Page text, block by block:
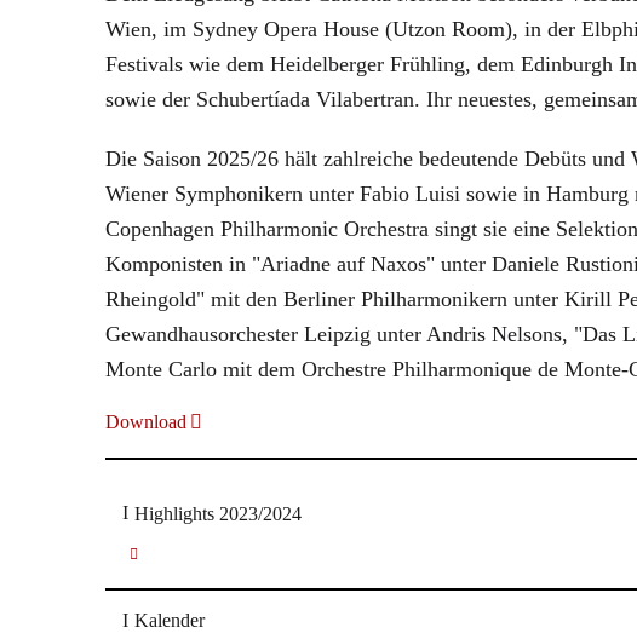
Wien, im Sydney Opera House (Utzon Room), in der
Festivals wie dem Heidelberger Frühling, dem Edinburgh
sowie der Schubertíada Vilabertran. Ihr neuestes,
Die Saison 2025/26 hält zahlreiche bedeutende Debüts
Wiener Symphonikern unter Fabio Luisi sowie in
Copenhagen Philharmonic Orchestra singt sie eine
Komponisten in "Ariadne auf Naxos" unter Daniele
Rheingold" mit den Berliner Philharmonikern unter Kirill
Gewandhausorchester Leipzig unter Andris Nelsons, "Das
Monte Carlo mit dem Orchestre Philharmonique de
Download
Highlights 2023/2024
Glanerts "Prager Symphonie"
Mahler 8 in Tokyo
Debüt mit Beethovens "Missa
Kalender